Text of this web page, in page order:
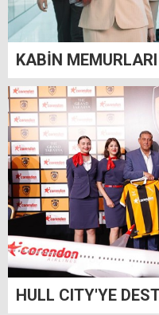
KABİN
HULL CITY'YE